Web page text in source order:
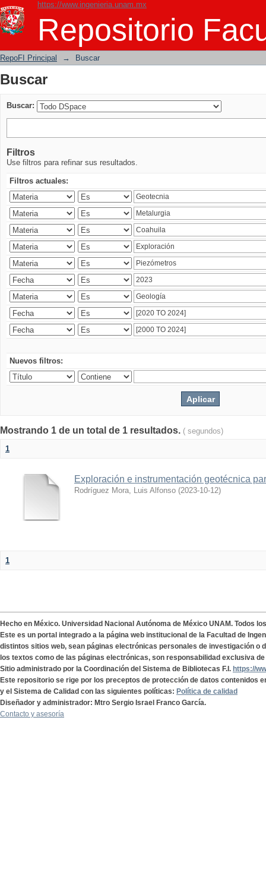
https://www.ingenieria.unam.mx
Repositorio
Buscar
RepoFI Principal → Buscar
Buscar
Buscar:
Filtros
Use filtros para refinar sus resultados.
Filtros actuales:
Nuevos filtros:
Mostrando 1 de un total de 1 resultados. ( segundos)
1
Exploración e instrumentación geotécnica
Rodríguez Mora, Luis Alfonso (2023-10-12)
1
Hecho en México. Universidad Nacional Autónoma de México UNAM. Todos
Este es un portal integrado a la página web institucional de la Facultad de
distintos sitios web, sean páginas electrónicas personales de investigación o
los textos como de las páginas electrónicas, son responsabilidad exclusiva
Sitio administrado por la Coordinación del Sistema de Bibliotecas F.I. https://
Este repositorio se rige por los preceptos de protección de datos contenidos
y el Sistema de Calidad con las siguientes políticas: Política de calidad
Diseñador y administrador: Mtro Sergio Israel Franco García.
Contacto y asesoría